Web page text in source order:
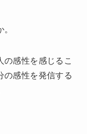
の感性を感じるこ
の感性を発信する